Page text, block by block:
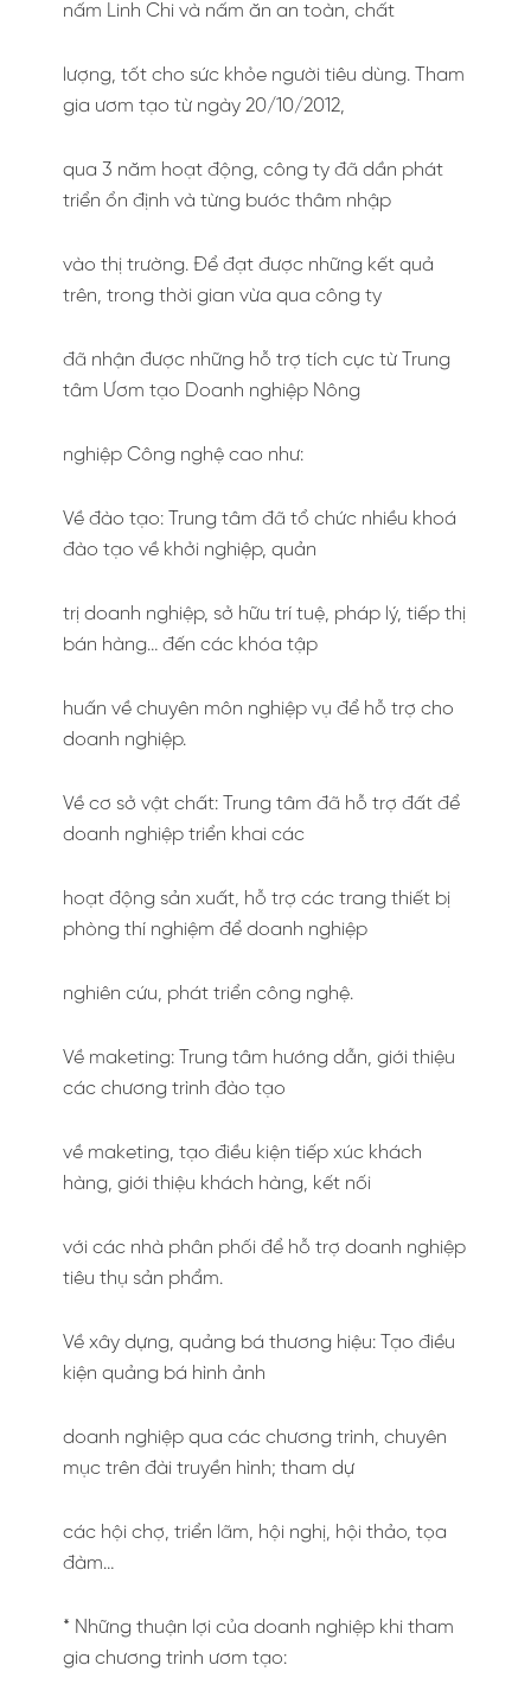
nấm Linh Chi và nấm ăn an toàn, chất
lượng, tốt cho sức khỏe người tiêu dùng. Tham
gia ươm tạo từ ngày 20/10/2012,
qua 3 năm hoạt động, công ty đã dần phát
triển ổn định và từng bước thâm nhập
vào thị trường. Để đạt được những kết quả
trên, trong thời gian vừa qua công ty
đã nhận được những hỗ trợ tích cực từ Trung
tâm Ươm tạo Doanh nghiệp Nông
nghiệp Công nghệ cao như:
Về đào tạo: Trung tâm đã tổ chức nhiều khoá
đào tạo về khởi nghiệp, quản
trị doanh nghiệp, sở hữu trí tuệ, pháp lý, tiếp thị
bán hàng… đến các khóa tập
huấn về chuyên môn nghiệp vụ để hỗ trợ cho
doanh nghiệp.
Về cơ sở vật chất: Trung tâm đã hỗ trợ đất để
doanh nghiệp triển khai các
hoạt động sản xuất, hỗ trợ các trang thiết bị
phòng thí nghiệm để doanh nghiệp
nghiên cứu, phát triển công nghệ.
Về maketing: Trung tâm hướng dẫn, giới thiệu
các chương trình đào tạo
về maketing, tạo điều kiện tiếp xúc khách
hàng, giới thiệu khách hàng, kết nối
với các nhà phân phối để hỗ trợ doanh nghiệp
tiêu thụ sản phẩm.
Về xây dựng, quảng bá thương hiệu: Tạo điều
kiện quảng bá hình ảnh
doanh nghiệp qua các chương trình, chuyên
mục trên đài truyền hình; tham dự
các hội chợ, triển lãm, hội nghị, hội thảo, tọa
đàm…
* Những thuận lợi của doanh nghiệp khi tham
gia chương trình ươm tạo: